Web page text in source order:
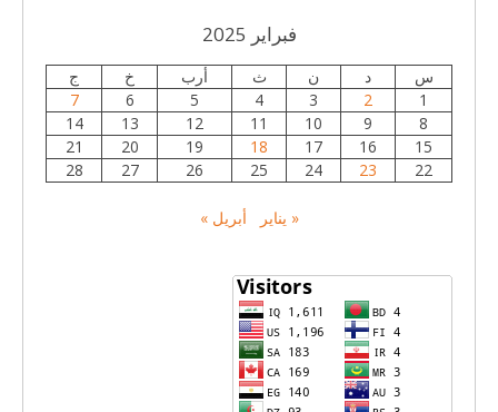
فبراير 2025
س د ن ث أرب خ
ج
1
2
3
4
5
6
7
8
9
10
11
12
13
14
15
16
17
18
19
20
21
22
23
24
25
26
27
28
« يناير أبريل »